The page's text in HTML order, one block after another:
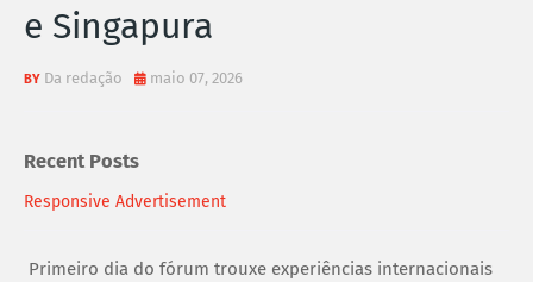
O
I
A
e Singapura
Da redação maio 07, 2026
Recent Posts
Responsive Advertisement
Primeiro dia do fórum trouxe experiências internacionais